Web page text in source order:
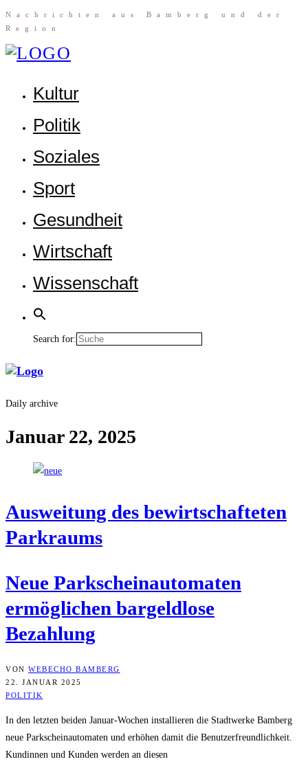
Nach­rich­ten aus Bam­berg und der
Region
Kul­tur
Poli­tik
Sozia­les
Sport
Gesund­heit
Wirt­schaft
Wis­sen­schaft
Search for:
Daily archive
Januar 22, 2025
Aus­wei­tung des bewirt­schaf­te­ten
Parkraums
Neue Park­schein­au­to­ma­ten
ermög­li­chen bar­geld­lo­se
Bezahlung
VON WEBECHO BAMBERG
22. JANUAR 2025
POLITIK
In den letzten beiden Januar-Wochen installieren die Stadtwerke Bamberg
neue Parkscheinautomaten und erhöhen damit die Benutzerfreundlichkeit.
Kundinnen und Kunden werden an diesen